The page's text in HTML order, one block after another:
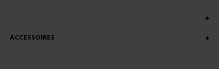
ACCESSOIRES